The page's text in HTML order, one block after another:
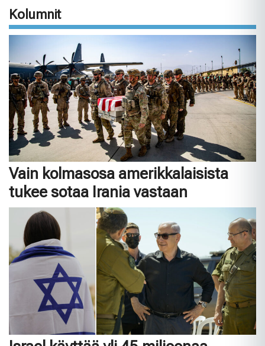
Kolumnit
Vain kolmasosa amerikkalaisista
tukee sotaa Irania vastaan